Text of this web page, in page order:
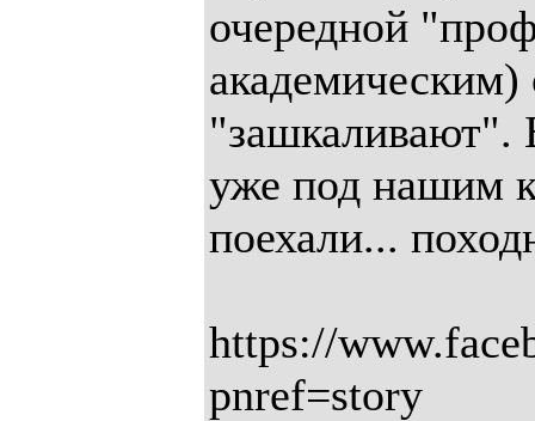
очередной
"зашкаливают".
уже под нашим
поехали...
https://
pnref=story